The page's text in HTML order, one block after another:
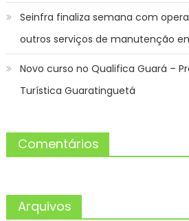
Seinfra finaliza semana com
outros serviços de manutenção
Novo curso no Qualifica Guará –
Turística Guaratinguetá
Comentários
Arquivos